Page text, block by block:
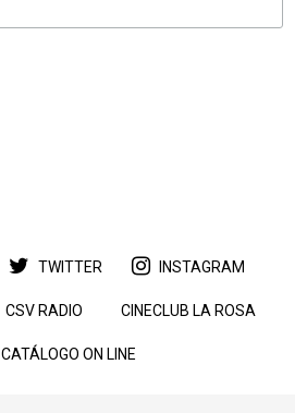
TWITTER INSTAGRAM
CSV RADIO CINECLUB LA ROSA
CATÁLOGO ON LINE